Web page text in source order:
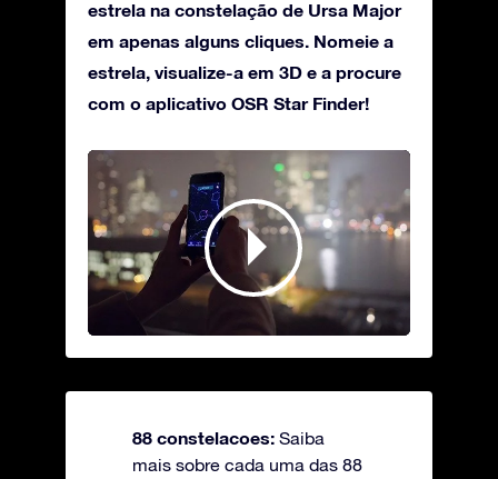
estrela na constelação de Ursa Major
em apenas alguns cliques. Nomeie a
estrela, visualize-a em 3D e a procure
com o aplicativo OSR Star Finder!
88 constelacoes: Saiba
mais sobre cada uma das 88